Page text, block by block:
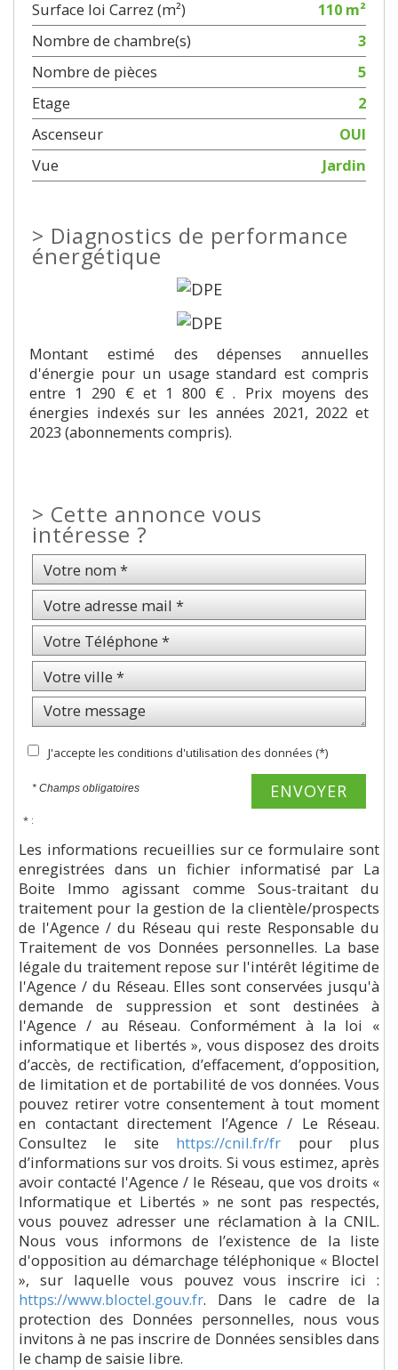
Surface loi Carrez (m²)
110 m²
Nombre de chambre(s)
3
Nombre de pièces
5
Etage
2
Ascenseur
OUI
Vue
Jardin
> Diagnostics de performance
énergétique
Montant estimé des dépenses annuelles
d'énergie pour un usage standard est compris
entre 1 290 € et 1 800 € . Prix moyens des
énergies indexés sur les années 2021, 2022 et
2023 (abonnements compris).
> Cette annonce vous
intéresse ?
J'accepte les conditions d'utilisation des données (*)
* Champs obligatoires ENVOYER
* :
Les informations recueillies sur ce formulaire sont
enregistrées dans un fichier informatisé par La
Boite Immo agissant comme Sous-traitant du
traitement pour la gestion de la clientèle/prospects
de l'Agence / du Réseau qui reste Responsable du
Traitement de vos Données personnelles. La base
légale du traitement repose sur l'intérêt légitime de
l'Agence / du Réseau. Elles sont conservées jusqu'à
demande de suppression et sont destinées à
l'Agence / au Réseau. Conformément à la loi «
informatique et libertés », vous disposez des droits
d’accès, de rectification, d’effacement, d’opposition,
de limitation et de portabilité de vos données. Vous
pouvez retirer votre consentement à tout moment
en contactant directement l’Agence / Le Réseau.
Consultez le site https://cnil.fr/fr pour plus
d’informations sur vos droits. Si vous estimez, après
avoir contacté l'Agence / le Réseau, que vos droits «
Informatique et Libertés » ne sont pas respectés,
vous pouvez adresser une réclamation à la CNIL.
Nous vous informons de l’existence de la liste
d'opposition au démarchage téléphonique « Bloctel
», sur laquelle vous pouvez vous inscrire ici :
https://www.bloctel.gouv.fr. Dans le cadre de la
protection des Données personnelles, nous vous
invitons à ne pas inscrire de Données sensibles dans
le champ de saisie libre.